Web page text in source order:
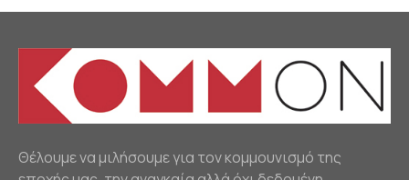
Θέλουμε να μιλήσουμε για τον κομμουνισμό της